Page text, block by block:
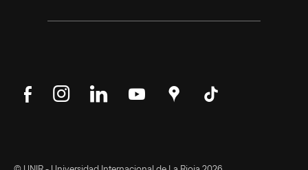
Síguenos Síguenos SíguenosSíguenos
Encuéntranos